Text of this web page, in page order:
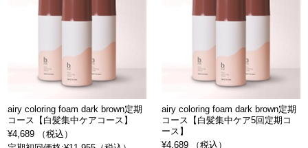
airy coloring foam dark brown定期
コース【白髪集中ケアコース】
¥4,689 （税込）
airy coloring foam dark brown定期
コース【白髪集中ケア5回定期コ
ース】
¥4,689 （税込）